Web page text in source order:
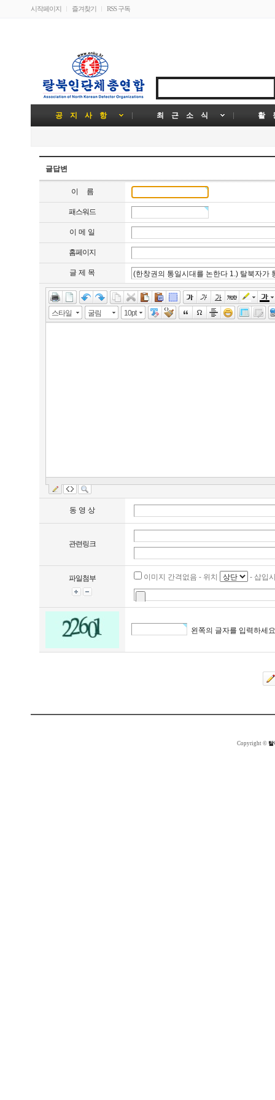
시작페이지 즐겨찾기 RSS 구독
공 지 사 항 최 근 소 식 활
글답변
이 름
패스워드
이 메 일
홈페이지
글 제 목
스타일 굴림 10pt
동 영 상
관련링크
파일첨부 이미지 간격없음 - 위치 - 삽입
왼쪽의 글자를 입력하세
Copyright ©